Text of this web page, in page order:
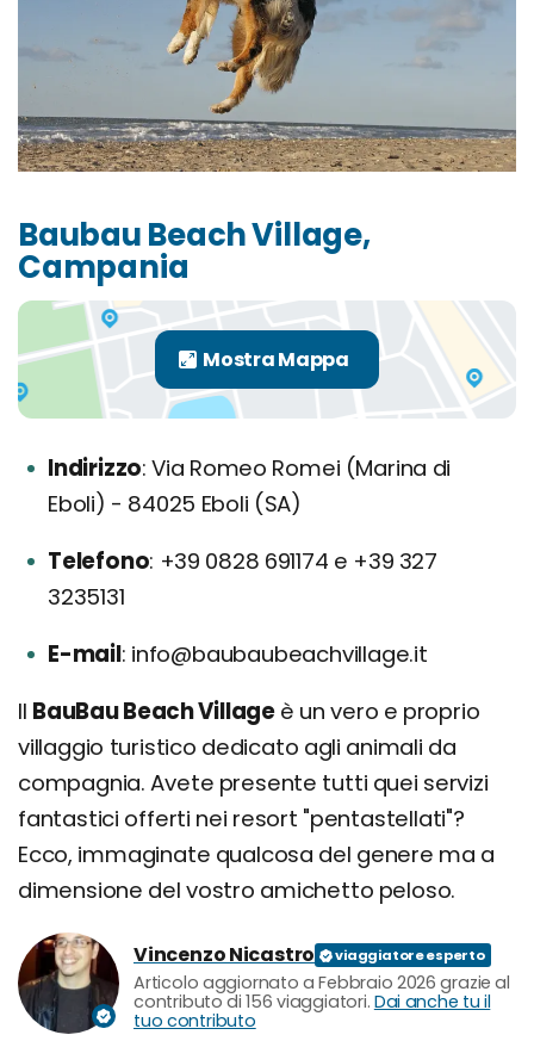
Baubau Beach Village,
Campania
Indirizzo Via Romeo Romei (Marina di
Eboli) - 84025 Eboli (SA)
Telefono +39 0828 691174 e +39 327
3235131
E-mail info@baubaubeachvillage.it
Il BauBau Beach Villageè un vero e proprio
villaggio turistico dedicato agli animali da
compagnia. Avete presente tutti quei servizi
fantastici offerti nei resort "pentastellati"?
Ecco, immaginate qualcosa del genere ma a
dimensione del vostro amichetto peloso.
Vincenzo Nicastro
Articolo aggiornato a Febbraio 2026 grazie al
contributo di 156 viaggiatori. Dai anche tu il
tuo contributo